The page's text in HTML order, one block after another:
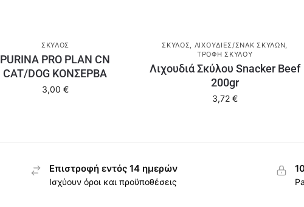
ΣΚΎΛΟΣ
PURINA PRO PLAN CN
CAT/DOG ΚΟΝΣΕΡΒΑ
3,00 €
ΣΚΎΛΟΣ ΛΙΧΟΥΔΙΈΣ/ΣΝΑΚ ΣΚΎΛΩΝ
ΤΡΟΦΉ ΣΚΎΛΟΥ
Λιχουδιά Σκύλου Snacker Beef
200gr
3,72 €
Επιστροφή εντός 14 ημερών
Ισχύουν όροι και προϋποθέσεις